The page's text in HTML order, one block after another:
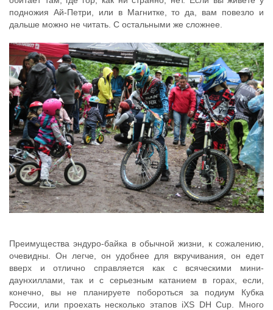
подножия Ай-Петри, или в Магнитке, то да, вам повезло и
дальше можно не читать. С остальными же сложнее.
Преимущества эндуро-байка в обычной жизни, к сожалению,
очевидны. Он легче, он удобнее для вкручивания, он едет
вверх и отлично справляется как с всяческими мини-
даунхиллами, так и с серьезным катанием в горах, если,
конечно, вы не планируете побороться за подиум Кубка
России, или проехать несколько этапов iXS DH Cup. Много